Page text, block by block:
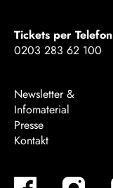
Tickets per Telefon
0203 283 62 100
Newsletter &
Infomaterial
Presse
Kontakt